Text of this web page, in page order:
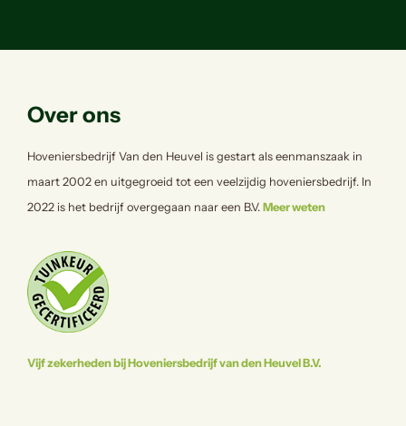
Over ons
Hoveniersbedrijf Van den Heuvel is gestart als eenmanszaak in
maart 2002 en uitgegroeid tot een veelzijdig hoveniersbedrijf. In
2022 is het bedrijf overgegaan naar een B.V. Meer weten
Vijf zekerheden bij Hoveniersbedrijf van den Heuvel B.V.